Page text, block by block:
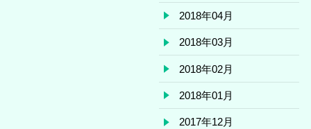
2018年04月
2018年03月
2018年02月
2018年01月
2017年12月